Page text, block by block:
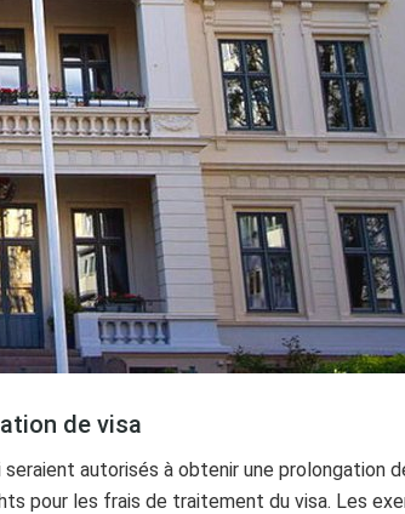
de visa
autorisés à obtenir une prolongation
pour les frais de traitement du visa. Les